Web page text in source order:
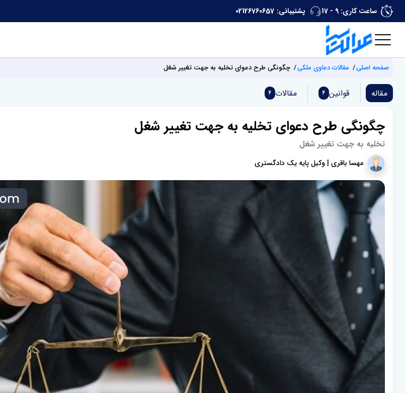
ساعت کاری: 9 - 17 پشتیبانی: 02126760657
صفحه اصلی مقالات دعاوی ملکی چگونگی طرح دعوای تخلیه به جهت تغییر شغل
مقاله قوانین 4 مقالات 4
چگونگی طرح دعوای تخلیه به جهت تغییر شغل
تخلیه به جهت تغییر شغل
مهسا باقری | وکیل پایه یک دادگستری